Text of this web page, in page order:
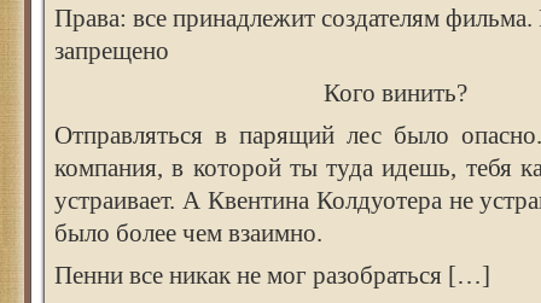
Права: все принадлежит создателям
запрещено
Кого винить?
Отправляться в парящий лес было
компания, в которой ты туда идешь, тебя
устраивает. А Квентина Колдуотера не
было более чем взаимно.
Пенни все никак не мог разобраться […]